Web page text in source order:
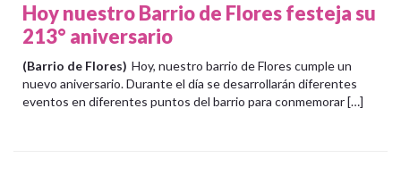
Hoy nuestro Barrio de Flores festeja su
213° aniversario
(Barrio de Flores) Hoy, nuestro barrio de Flores cumple un
nuevo aniversario. Durante el día se desarrollarán diferentes
eventos en diferentes puntos del barrio para conmemorar […]